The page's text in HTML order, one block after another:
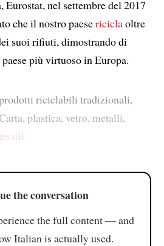
Eurostat, nel settembre del 2017
che il nostro paesericiclaoltre
suoi rifiuti, dimostrando di
paese più virtuoso in Europa.
riciclabili tradizionali,
plastica, vetro, metalli,
tessili.
the conversation
the full content — and
Italian is actually used.